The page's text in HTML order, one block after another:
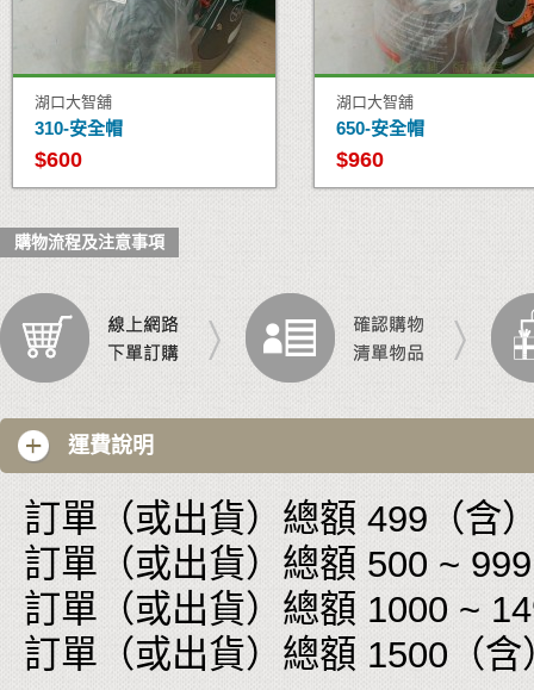
湖口大智舖
310-安全帽
$600
湖口大智舖
650-安全帽
$960
購物流程及注意事項
運費說明
訂單（或出貨）總額 499（含
訂單（或出貨）總額 500 ~
訂單（或出貨）總額 1000 ~
訂單（或出貨）總額 1500（